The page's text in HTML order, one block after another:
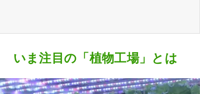
いま注目の「植物工場」とは